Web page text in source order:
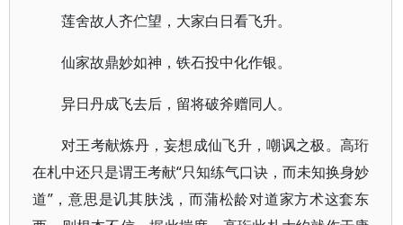
莲舍故人齐伫望，大家白日看飞升。
仙家故鼎妙如神，铁石投中化作银。
异日丹成飞去后，留将破斧赠同人。
对王考献炼丹，妄想成仙飞升，嘲讽之极。高珩
在札中还只是谓王考献“只知练气口诀，而未知换身妙
道”，意思是讥其肤浅，而蒲松龄对道家方术这套东